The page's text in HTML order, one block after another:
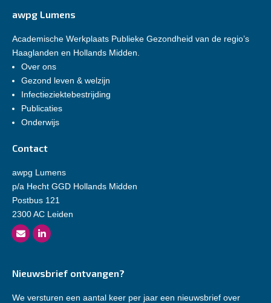
awpg Lumens
Academische Werkplaats Publieke Gezondheid van de regio’s
Haaglanden en Hollands Midden.
Over ons
Gezond leven & welzijn
Infectieziektebestrijding
Publicaties
Onderwijs
Contact
awpg Lumens
p/a Hecht GGD Hollands Midden
Postbus 121
2300 AC Leiden
Nieuwsbrief ontvangen?
We versturen een aantal keer per jaar een nieuwsbrief over